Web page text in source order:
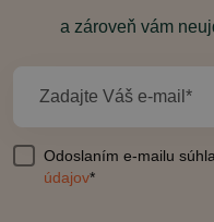
a zároveň vám
Zadajte Váš e-mail*
Odoslaním e-mailu
údajov*